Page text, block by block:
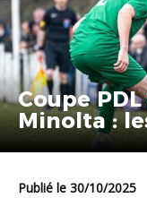
Coupe
Minolta :
Publié le 30/10/2025